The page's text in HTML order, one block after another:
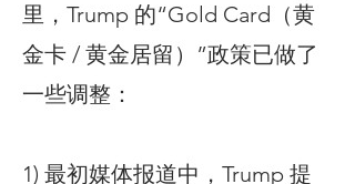
里，Trump 的“Gold Card（黄
金卡 / 黄金居留）”政策已做了
一些调整：
1) 最初媒体报道中，Trump 提